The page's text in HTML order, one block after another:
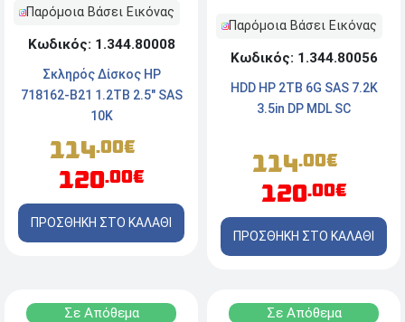
Παρόμοια Βάσει Εικόνας
Κωδικός: 1.344.80008
Σκληρός Δίσκος HP
718162-B21 1.2TB 2.5" SAS
10K
114.00€
120.00€
ΠΡΟΣΘΗΚΗ ΣΤΟ ΚΑΛΑΘΙ
Παρόμοια Βάσει Εικόνας
Κωδικός: 1.344.80056
HDD HP 2TB 6G SAS 7.2K
3.5in DP MDL SC
114.00€
120.00€
ΠΡΟΣΘΗΚΗ ΣΤΟ ΚΑΛΑΘΙ
Σε Απόθεμα Σε Απόθεμα